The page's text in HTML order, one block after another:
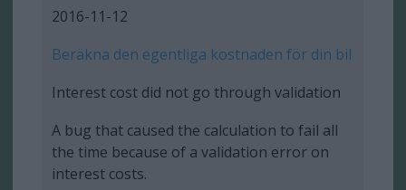
2016-11-12
Beräkna den egentliga kostnaden för din bil
Interest cost did not go through validation
A bug that caused the calculation to fail all
the time because of a validation error on
interest costs.